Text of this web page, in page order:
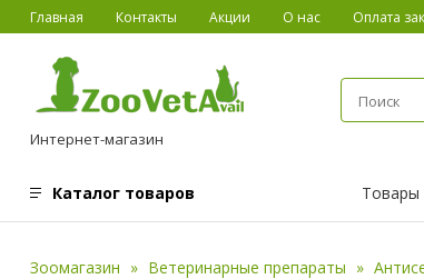
Главная Контакты Акции О нас Оплата
Интернет-магазин
Каталог товаров Товары
Зоомагазин Ветеринарные препараты